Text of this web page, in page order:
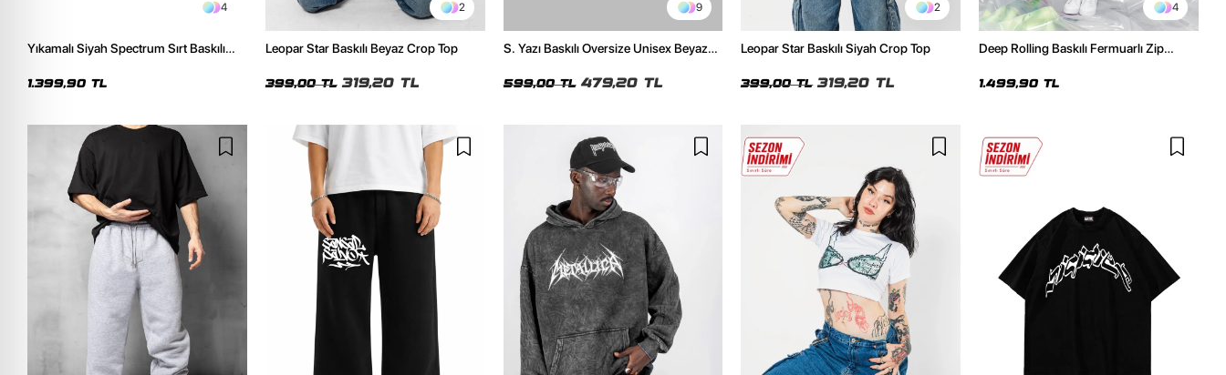
4
Yıkamalı Siyah Spectrum Sırt Baskılı
1.399,90 TL
2
Leopar Star Baskılı Beyaz Crop Top
399,00 TL 319,20 TL
9
S. Yazı Baskılı Oversize Unisex Beyaz
599,00 TL 479,20 TL
2
Leopar Star Baskılı Siyah Crop Top
399,00 TL 319,20 TL
4
Deep Rolling Baskılı Fermuarlı Zip
Sweatshirt
1.499,90 TL